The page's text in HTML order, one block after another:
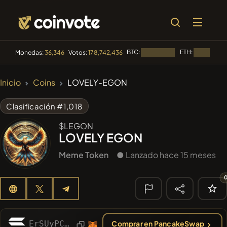
Monedas:36,346 Votos:178,742,436 BTC: ETH:
TENDENCIA
Sirtoken SIR
#2065
Inicio Coins LOVELY-EGON
Clasificación #1,018
$LEGON
LOVELY EGON
Meme Token ● Lanzado hace 15 meses
ErSUyPCMid5xEsnnotSSfYP9yLzygz8nXCvWziEXkgXn Comprar en PancakeSwap